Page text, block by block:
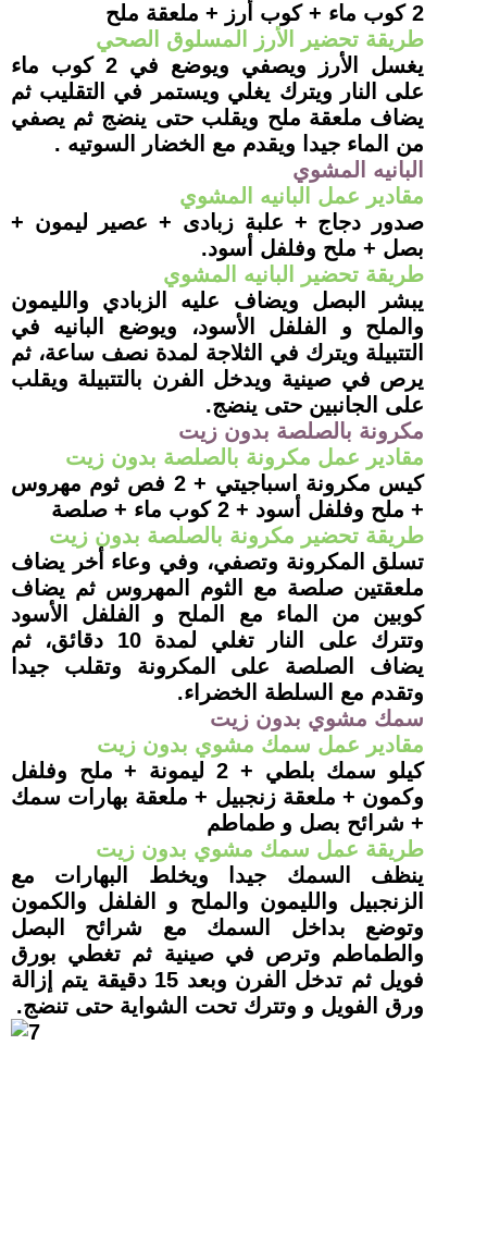
2 كوب ماء + كوب أرز + ملعقة ملح
طريقة تحضير الأرز المسلوق الصحي
يغسل الأرز ويصفي ويوضع في 2 كوب ماء
على النار ويترك يغلي ويستمر في التقليب ثم
يضاف ملعقة ملح ويقلب حتى ينضج ثم يصفي
من الماء جيدا ويقدم مع الخضار السوتيه .
البانيه المشوي
مقادير عمل البانيه المشوي
صدور دجاج + علبة زبادى + عصير ليمون +
بصل + ملح وفلفل أسود.
طريقة تحضير البانيه المشوي
يبشر البصل ويضاف عليه الزبادي والليمون
والملح و الفلفل الأسود، ويوضع البانيه في
التتبيلة ويترك في الثلاجة لمدة نصف ساعة، ثم
يرص في صينية ويدخل الفرن بالتتبيلة ويقلب
على الجانبين حتى ينضج.
مكرونة بالصلصة بدون زيت
مقادير عمل مكرونة بالصلصة بدون زيت
كيس مكرونة اسباجيتي + 2 فص ثوم مهروس
+ ملح وفلفل أسود + 2 كوب ماء + صلصة
طريقة تحضير مكرونة بالصلصة بدون زيت
تسلق المكرونة وتصفي، وفي وعاء أخر يضاف
ملعقتين صلصة مع الثوم المهروس ثم يضاف
كوبين من الماء مع الملح و الفلفل الأسود
وتترك على النار تغلي لمدة 10 دقائق، ثم
يضاف الصلصة على المكرونة وتقلب جيدا
وتقدم مع السلطة الخضراء.
سمك مشوي بدون زيت
مقادير عمل سمك مشوي بدون زيت
كيلو سمك بلطي + 2 ليمونة + ملح وفلفل
وكمون + ملعقة زنجبيل + ملعقة بهارات سمك
+ شرائح بصل و طماطم
طريقة عمل سمك مشوي بدون زيت
ينظف السمك جيدا ويخلط البهارات مع
الزنجبيل والليمون والملح و الفلفل والكمون
وتوضع بداخل السمك مع شرائح البصل
والطماطم وترص في صينية ثم تغطي بورق
فويل ثم تدخل الفرن وبعد 15 دقيقة يتم إزالة
ورق الفويل و وتترك تحت الشواية حتى تنضج.